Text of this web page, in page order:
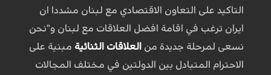
التاكيد على التعاون الاقتصادي مع لبنان مشددا ان
ايران ترغب في اقامة افضل العلاقات مع لبنان و"نحن
نسعى لمرحلة جديدة من العلاقات الثنائية مبنية على
الاحترام المتبادل بين الدولتين في مختلف المجالات